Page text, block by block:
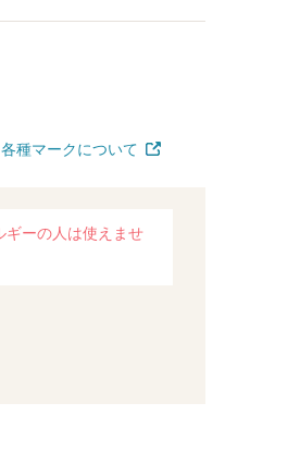
各種マークについて
ーの人は使えませ